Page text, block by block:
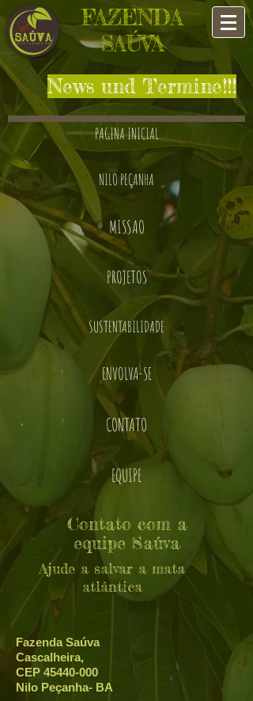
FAZENDA
SAÚVA
News und Termine!!!
PAGINA INICIAL
NILO PEÇANHA
MISSAO
PROJETOS
SUSTENTABILIDADE
ENVOLVA-SE
CONTATO
EQUIPE
Contato com a
equipe Saúva
Ajude a salvar a mata
atlântica
Fazenda Saúva
Cascalheira,
CEP 45440-000
Nilo Peçanha- BA